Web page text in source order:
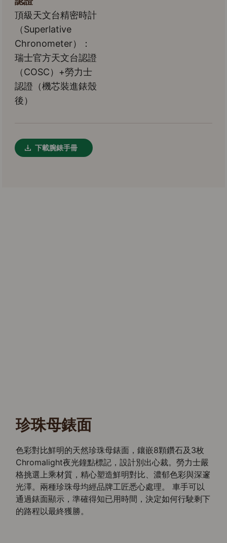
頂級天文台精密時計
（Superlative
Chronometer）：
瑞士官方天文台認證
（COSC）+勞力士
認證（機芯裝進錶殼
後）
下載腕錶手冊
珍珠母錶面
色彩對比鮮明的天然珍珠母錶面，鑲嵌8顆鑽石及3枚
Chromalight夜光鐘點標記，設計別出心裁。勞力士嚴
格挑選上乘材質，精心塑造鮮明對比、濃郁色彩與深邃
光澤。兩種珍珠母均經品牌工匠悉心處理。 車手可以
通過錶面顯示，準確得知已用時間，決定如何行駛剩下
的路程以最終獲勝。